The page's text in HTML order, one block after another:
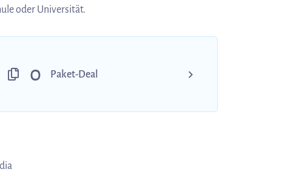
oder Universität.
0 Paket-Deal